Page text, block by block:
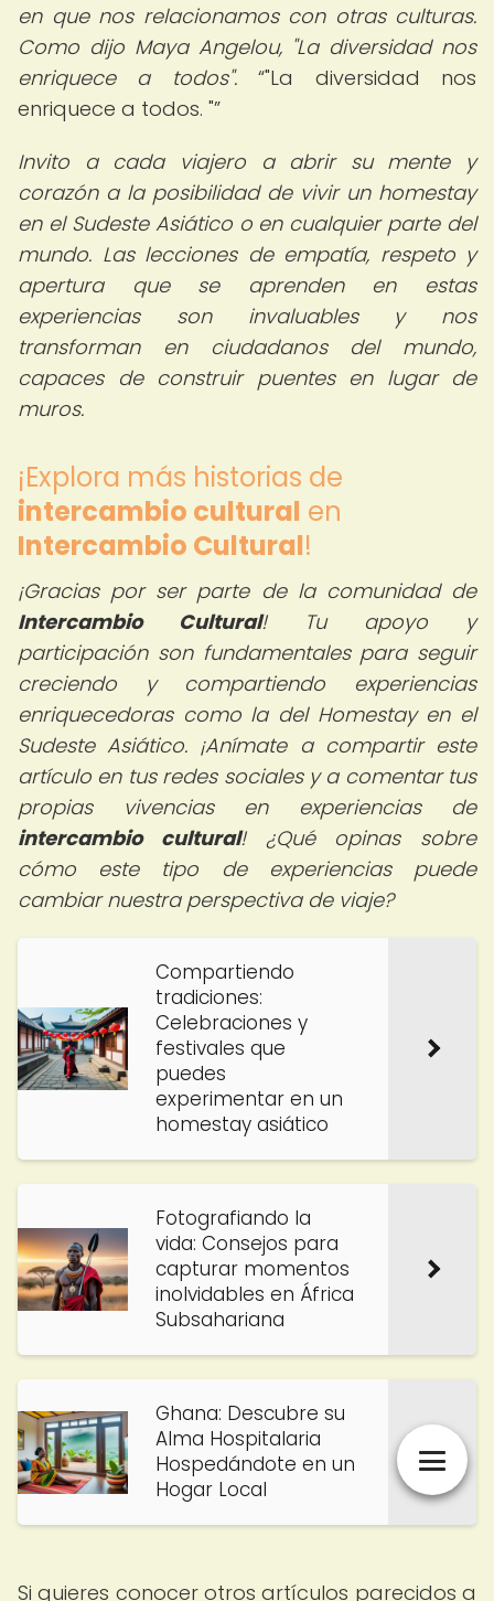
en que nos relacionamos con otras culturas.
Como dijo Maya Angelou, "La diversidad nos
enriquece a todos".
"La diversidad nos
enriquece a todos. "
Invito a cada viajero a abrir su mente y
corazón a la posibilidad de vivir un homestay
en el Sudeste Asiático o en cualquier parte del
mundo. Las lecciones de empatía, respeto y
apertura que se aprenden en estas
experiencias son invaluables y nos
transforman en ciudadanos del mundo,
capaces de construir puentes en lugar de
muros.
¡Explora más historias de
intercambio cultural en
Intercambio Cultural!
¡Gracias por ser parte de la comunidad de
Intercambio Cultural! Tu apoyo y
participación son fundamentales para seguir
creciendo y compartiendo experiencias
enriquecedoras como la del Homestay en el
Sudeste Asiático. ¡Anímate a compartir este
artículo en tus redes sociales y a comentar tus
propias vivencias en experiencias de
intercambio cultural! ¿Qué opinas sobre
cómo este tipo de experiencias puede
cambiar nuestra perspectiva de viaje?
Compartiendo
tradiciones:
Celebraciones y
festivales que
puedes
experimentar en un
homestay asiático
Fotografiando la
vida: Consejos para
capturar momentos
inolvidables en África
Subsahariana
Ghana: Descubre su
Alma Hospitalaria
Hospedándote en un
Hogar Local
Si quieres conocer otros artículos parecidos a